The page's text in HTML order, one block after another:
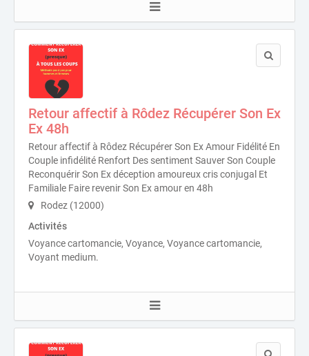
Retour affectif à Rôdez Récupérer Son Ex
Ex 48h
Retour affectif à Rôdez Récupérer Son Ex Amour Fidélité En
Couple infidélité Renfort Des sentiment Sauver Son Couple
Reconquérir Son Ex déception amoureux cris conjugal Et
Familiale Faire revenir Son Ex amour en 48h
Rodez (12000)
Activités
Voyance cartomancie, Voyance, Voyance cartomancie,
Voyant medium.